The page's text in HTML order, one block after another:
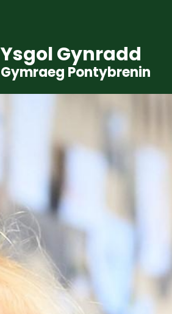
Ysgol Gynradd
Gymraeg Pontybrenin